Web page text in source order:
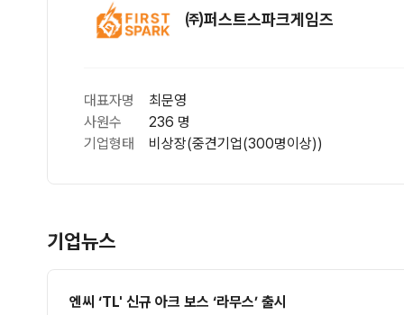
㈜퍼스트스파크게임즈
대표자명
최문영
사원수
236 명
기업형태
비상장(중견기업(300명이상))
기업뉴스
엔씨 ‘TL' 신규 아크 보스 ‘라무스’ 출시